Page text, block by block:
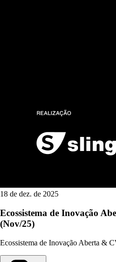
18 de dez. de 2025
Ecossistema de Inovação
(Nov/25)
Ecossistema de Inovação Aberta &